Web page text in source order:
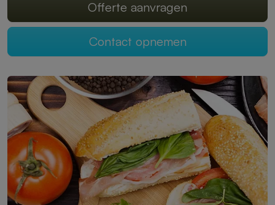
Offerte aanvragen
Contact opnemen